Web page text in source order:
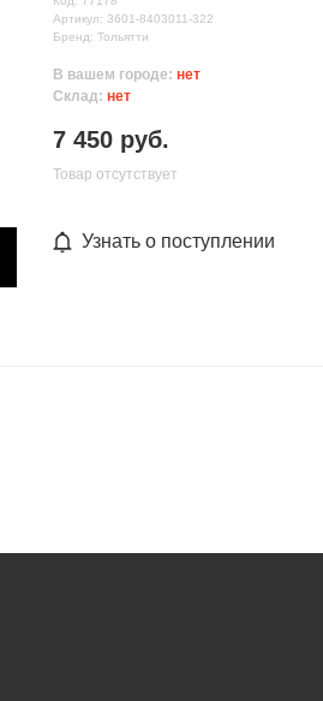
Артикул: 3601-8403011-322
Бренд: Тольятти
В вашем городе: нет
Склад: нет
7 450 руб.
Товар отсутствует
Узнать о поступлении